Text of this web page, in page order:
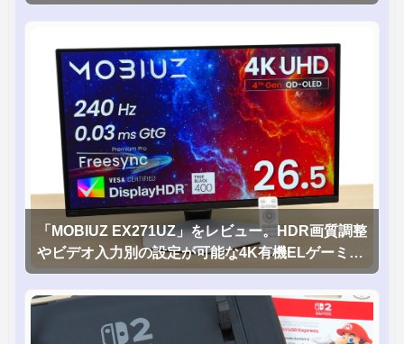
「MOBIUZ EX271UZ」をレビュー。HDR画質調整
やビデオ入力別の設定が可能な4K有機ELゲーミン
グモニタを徹底検証